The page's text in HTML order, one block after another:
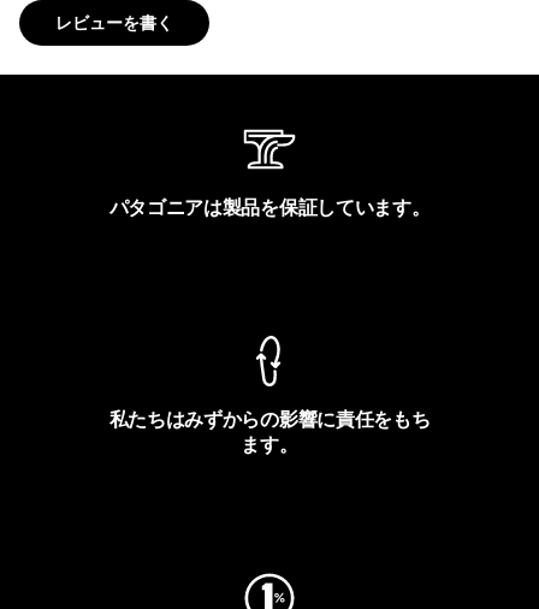
レビューを書く
パタゴニアは製品を保証しています。
私たちはみずからの影響に責任をもち
ます。